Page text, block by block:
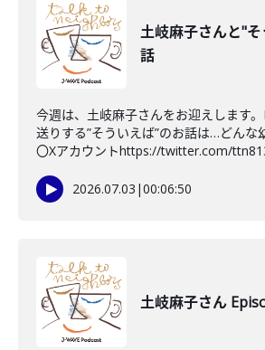
土岐麻子さんと"
話
今週は、土岐麻子さんをお迎えします
送りする”そういえば”のお話は…どんな
〇Xアカウントhttps://twitter.com/
2026.07.03 |00:06:50
土岐麻子さん